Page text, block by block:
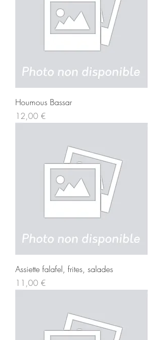
Houmous Bassar
Prix
12,00 €
Assiette falafel, frites, salades
Prix
11,00 €